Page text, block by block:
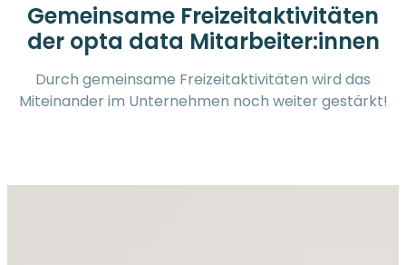
Gemeinsame Freizeitaktivitäten
der opta data Mitarbeiter:innen
Durch gemeinsame Freizeitaktivitäten wird das
Miteinander im Unternehmen noch weiter gestärkt!